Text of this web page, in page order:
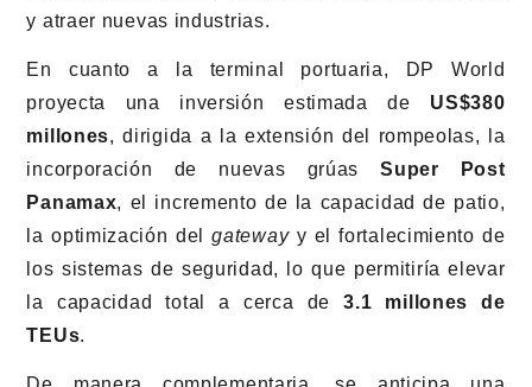
y atraer nuevas industrias.
En cuanto a la terminal portuaria, DP World
proyecta una inversión estimada de US$380
millones, dirigida a la extensión del rompeolas, la
incorporación de nuevas grúasSuper Post
Panamax, el incremento de la capacidad de patio,
la optimización delgatewayy el fortalecimiento de
los sistemas de seguridad, lo que permitiría elevar
la capacidad total a cerca de3.1 millones de
TEUs.